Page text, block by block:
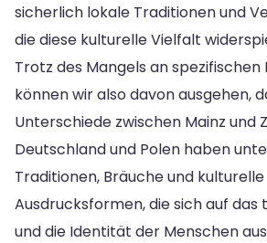
sicherlich lokale Traditionen und
die diese kulturelle Vielfalt
Trotz des Mangels an
können wir also davon ausgehen,
Unterschiede zwischen Mainz und
Deutschland und Polen haben
Traditionen, Bräuche und kulturelle
Ausdrucksformen, die sich auf das
und die Identität der Menschen